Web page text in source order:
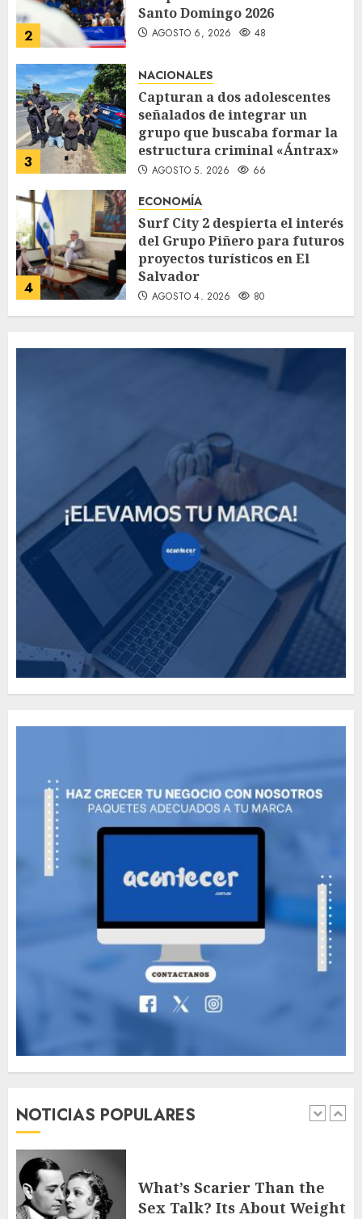
2
Santo Domingo 2026
AGOSTO 6, 2026 48
3
NACIONALES
Capturan a dos adolescentes
señalados de integrar un
grupo que buscaba formar la
estructura criminal «Ántrax»
AGOSTO 5, 2026 66
4
ECONOMÍA
Surf City 2 despierta el interés
del Grupo Piñero para futuros
proyectos turísticos en El
Salvador
AGOSTO 4, 2026 80
NOTICIAS POPULARES
Need to Know About the
Classic Cars in a Retro
The full story of
Thailand’s extraordinary
cave rescue
Valentino Goes
Deliberately Feminine for
Fall 2018
MAYO 16, 2024
1
Searching for the
forgotten heroes of World
MAYO 14, 2024
What’s Scarier Than the
Sex Talk? Its About Weight